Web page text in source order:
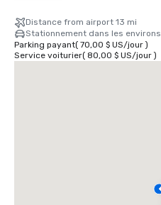
Distance from airport 13 mi
Stationnement dans les environs
Parking payant( 70,00 $ US/jour)
Service voiturier( 80,00 $ US/jour)